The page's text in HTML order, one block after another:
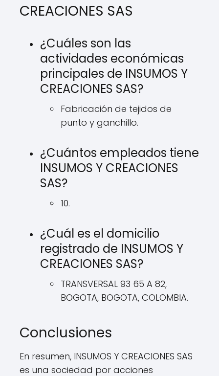
CREACIONES SAS
¿Cuáles son las
actividades económicas
principales de INSUMOS Y
CREACIONES SAS?
Fabricación de tejidos de
punto y ganchillo.
¿Cuántos empleados tiene
INSUMOS Y CREACIONES
SAS?
10.
¿Cuál es el domicilio
registrado de INSUMOS Y
CREACIONES SAS?
TRANSVERSAL 93 65 A 82,
BOGOTA, BOGOTA, COLOMBIA.
Conclusiones
En resumen, INSUMOS Y CREACIONES SAS
es una sociedad por acciones